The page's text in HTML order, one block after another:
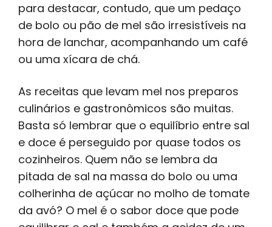
para destacar, contudo, que um pedaço
de bolo ou pão de mel são irresistíveis na
hora de lanchar, acompanhando um café
ou uma xícara de chá.
As receitas que levam mel nos preparos
culinários e gastronômicos são muitas.
Basta só lembrar que o equilíbrio entre sal
e doce é perseguido por quase todos os
cozinheiros. Quem não se lembra da
pitada de sal na massa do bolo ou uma
colherinha de açúcar no molho de tomate
da avó? O mel é o sabor doce que pode